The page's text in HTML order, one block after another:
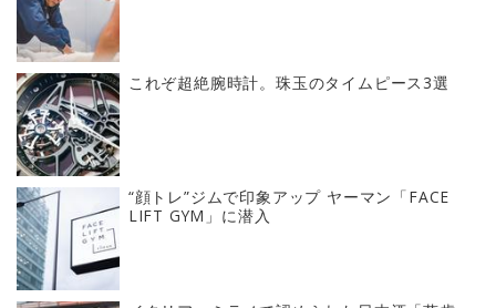
これぞ超絶腕時計。珠玉のタイムピース3選
“顔トレ”ジムで印象アップ ヤーマン「FACE
LIFT GYM」に潜入